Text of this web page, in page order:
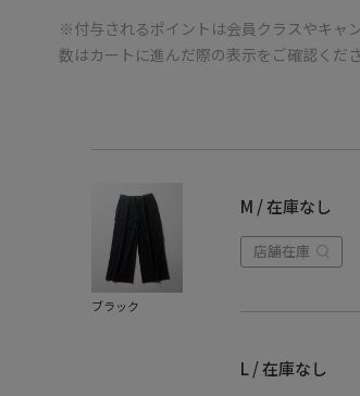
※付与されるポイントは会員クラスやキャ
数はカートに進んだ際の表示をご確認くだ
ブラック
M / 在庫なし
店舗在庫
L / 在庫なし